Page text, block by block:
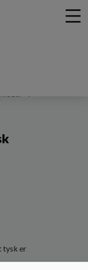
tysk er